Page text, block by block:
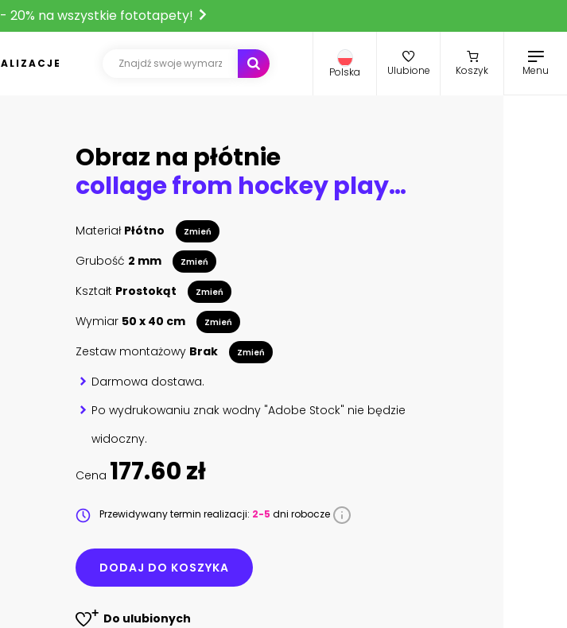
20% na wszystkie fototapety!
Polska Ulubione Koszyk Menu
Obraz na płótnie
collage from hockey players in action
Materiał Płótno Zmień
Grubość 2 mm Zmień
Kształt Prostokąt Zmień
Wymiar 50 x 40 cm Zmień
Zestaw montażowy Brak Zmień
Darmowa dostawa.
Po wydrukowaniu znak wodny "Adobe Stock" nie będzie
widoczny.
Cena 177.60 zł
Przewidywany termin realizacji: 2-5 dni robocze
DODAJ DO KOSZYKA
Do ulubionych